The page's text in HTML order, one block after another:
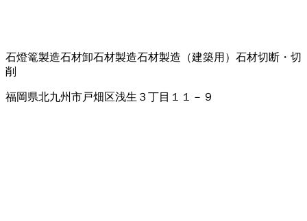
石燈篭製造石材卸石材製造石材製造（建築用） 石材切断・切
削
福岡県北九州市戸畑区浅生３丁目１１－９